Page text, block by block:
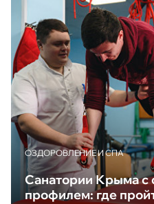
ОЗДОРОВЛЕНИЕ И СПА
Санатории Крыма с
профилем: где